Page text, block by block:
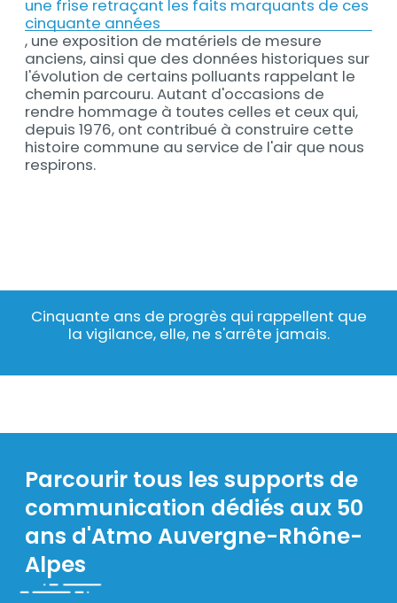
une frise retraçant les faits marquants de ces
cinquante années
, une exposition de matériels de mesure
anciens, ainsi que des données historiques sur
l'évolution de certains polluants rappelant le
chemin parcouru. Autant d'occasions de
rendre hommage à toutes celles et ceux qui,
depuis 1976, ont contribué à construire cette
histoire commune au service de l'air que nous
respirons.
Texte
Cinquante ans de progrès qui rappellent que
la vigilance, elle, ne s'arrête jamais.
Parcourir tous les supports de
communication dédiés aux 50
ans d'Atmo Auvergne-Rhône-
Alpes